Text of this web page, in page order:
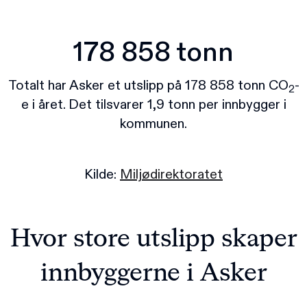
178 858 tonn
Totalt har Asker et utslipp på 178 858 tonn CO2-
e i året. Det tilsvarer 1,9 tonn per innbygger i
kommunen.
Kilde: Miljødirektoratet
Hvor store utslipp skaper
innbyggerne i Asker